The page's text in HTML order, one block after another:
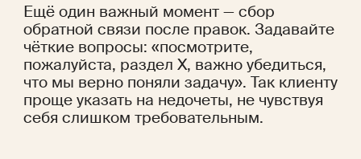
Ещё один важный момент — сбор
обратной связи после правок. Задавайте
чёткие вопросы: «посмотрите,
пожалуйста, раздел X, важно убедиться,
что мы верно поняли задачу». Так клиенту
проще указать на недочеты, не чувствуя
себя слишком требовательным.